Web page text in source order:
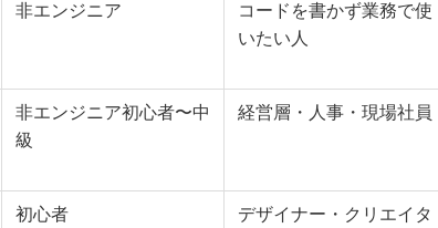
非エンジニア
コードを書かず業務で使
いたい人
非エンジニア初心者〜中
級
経営層・人事・現場社員
初心者
デザイナー・クリエイタ